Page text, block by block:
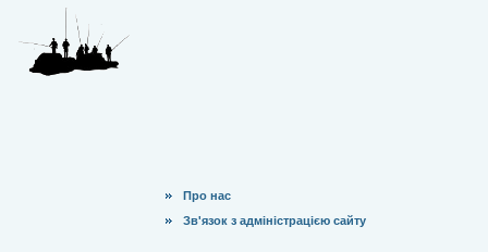
Про нас
Зв'язок з адміністрацією сайту